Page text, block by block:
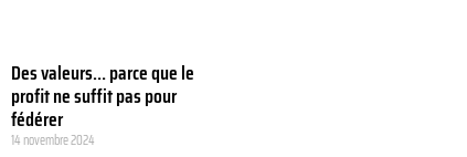
Des valeurs… parce que le
profit ne suffit pas pour
fédérer
14 novembre 2024